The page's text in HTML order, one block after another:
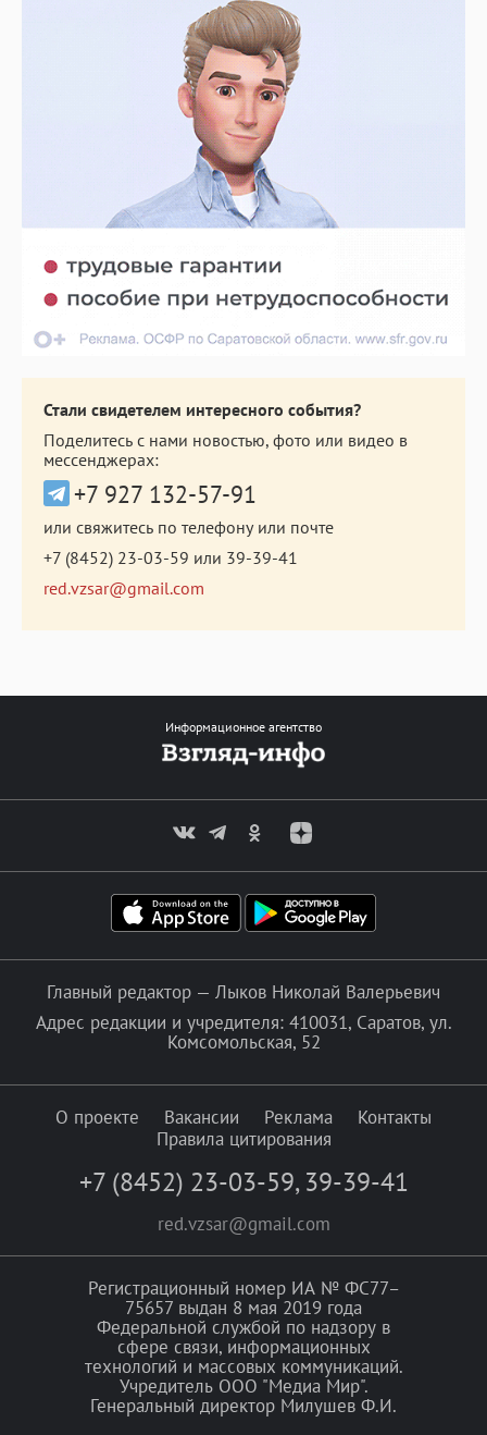
Стали свидетелем интересного события?
Поделитесь с нами новостью, фото или видео в
мессенджерах:
+7 927 132-57-91
или свяжитесь по телефону или почте
+7 (8452) 23-03-59 или 39-39-41
red.vzsar@gmail.com
Информационное агентство
Главный редактор — Лыков Николай Валерьевич
Адрес редакции и учредителя: 410031, Саратов, ул.
Комсомольская, 52
О проекте Вакансии Реклама
Контакты
Правила цитирования
+7 (8452) 23-03-59, 39-39-41
red.vzsar@gmail.com
Регистрационный номер ИА № ФС77–
75657 выдан 8 мая 2019 года
Федеральной службой по надзору в
сфере связи, информационных
технологий и массовых коммуникаций.
Учредитель ООО "Медиа Мир".
Генеральный директор Милушев Ф.И.